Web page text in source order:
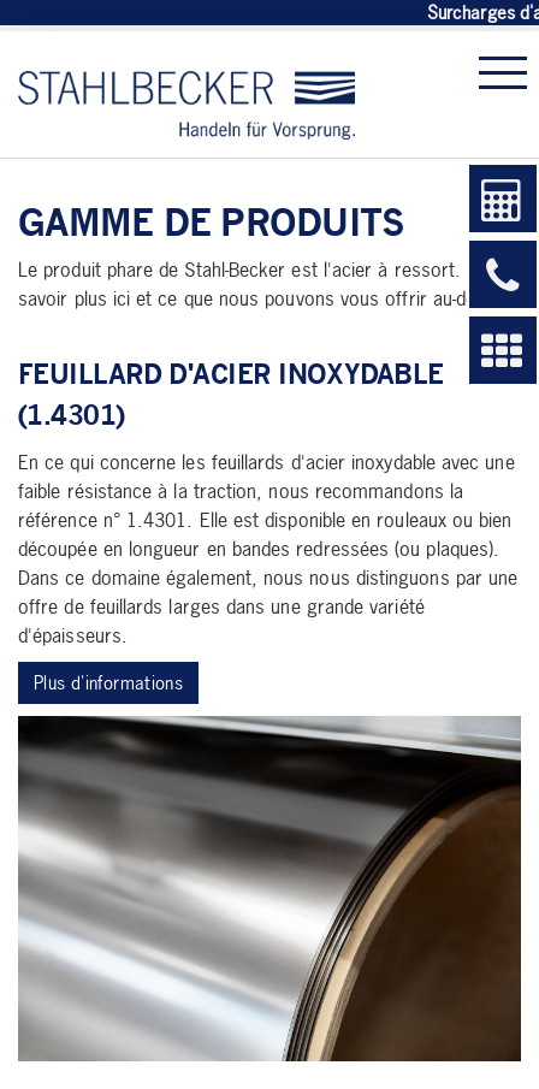
Surcharges
GAMME DE PRODUITS
Le produit phare de Stahl-Becker est l'acier à ressort. En
savoir plus ici et ce que nous pouvons vous offrir au-delà.
FEUILLARD D'ACIER INOXYDABLE
(1.4301)
En ce qui concerne les feuillards d'acier inoxydable avec une
faible résistance à la traction, nous recommandons la
référence n° 1.4301. Elle est disponible en rouleaux ou bien
découpée en longueur en bandes redressées (ou plaques).
Dans ce domaine également, nous nous distinguons par une
offre de feuillards larges dans une grande variété
d'épaisseurs.
Plus d'informations